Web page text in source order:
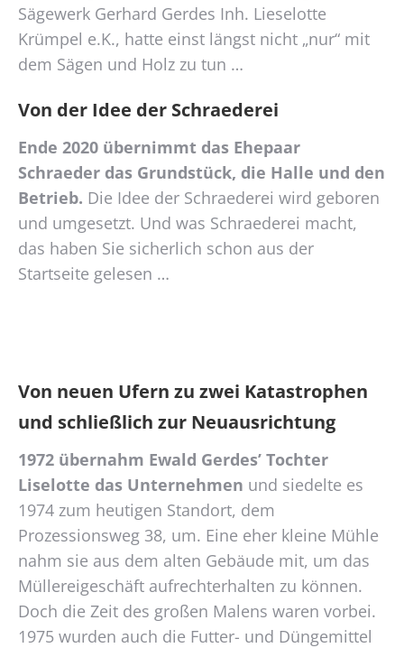
Sägewerk Gerhard Gerdes Inh. Lieselotte
Krümpel e.K., hatte einst längst nicht „nur“ mit
dem Sägen und Holz zu tun …
Von der Idee der Schraederei
Ende 2020 übernimmt das Ehepaar
Schraeder das Grundstück, die Halle und den
Betrieb. Die Idee der Schraederei wird geboren
und umgesetzt. Und was Schraederei macht,
das haben Sie sicherlich schon aus der
Startseite gelesen …
Von neuen Ufern zu zwei Katastrophen
und schließlich zur Neuausrichtung
1972 übernahm Ewald Gerdes’ Tochter
Liselotte das Unternehmen und siedelte es
1974 zum heutigen Standort, dem
Prozessionsweg 38, um. Eine eher kleine Mühle
nahm sie aus dem alten Gebäude mit, um das
Müllereigeschäft aufrechterhalten zu können.
Doch die Zeit des großen Malens waren vorbei.
1975 wurden auch die Futter- und Düngemittel